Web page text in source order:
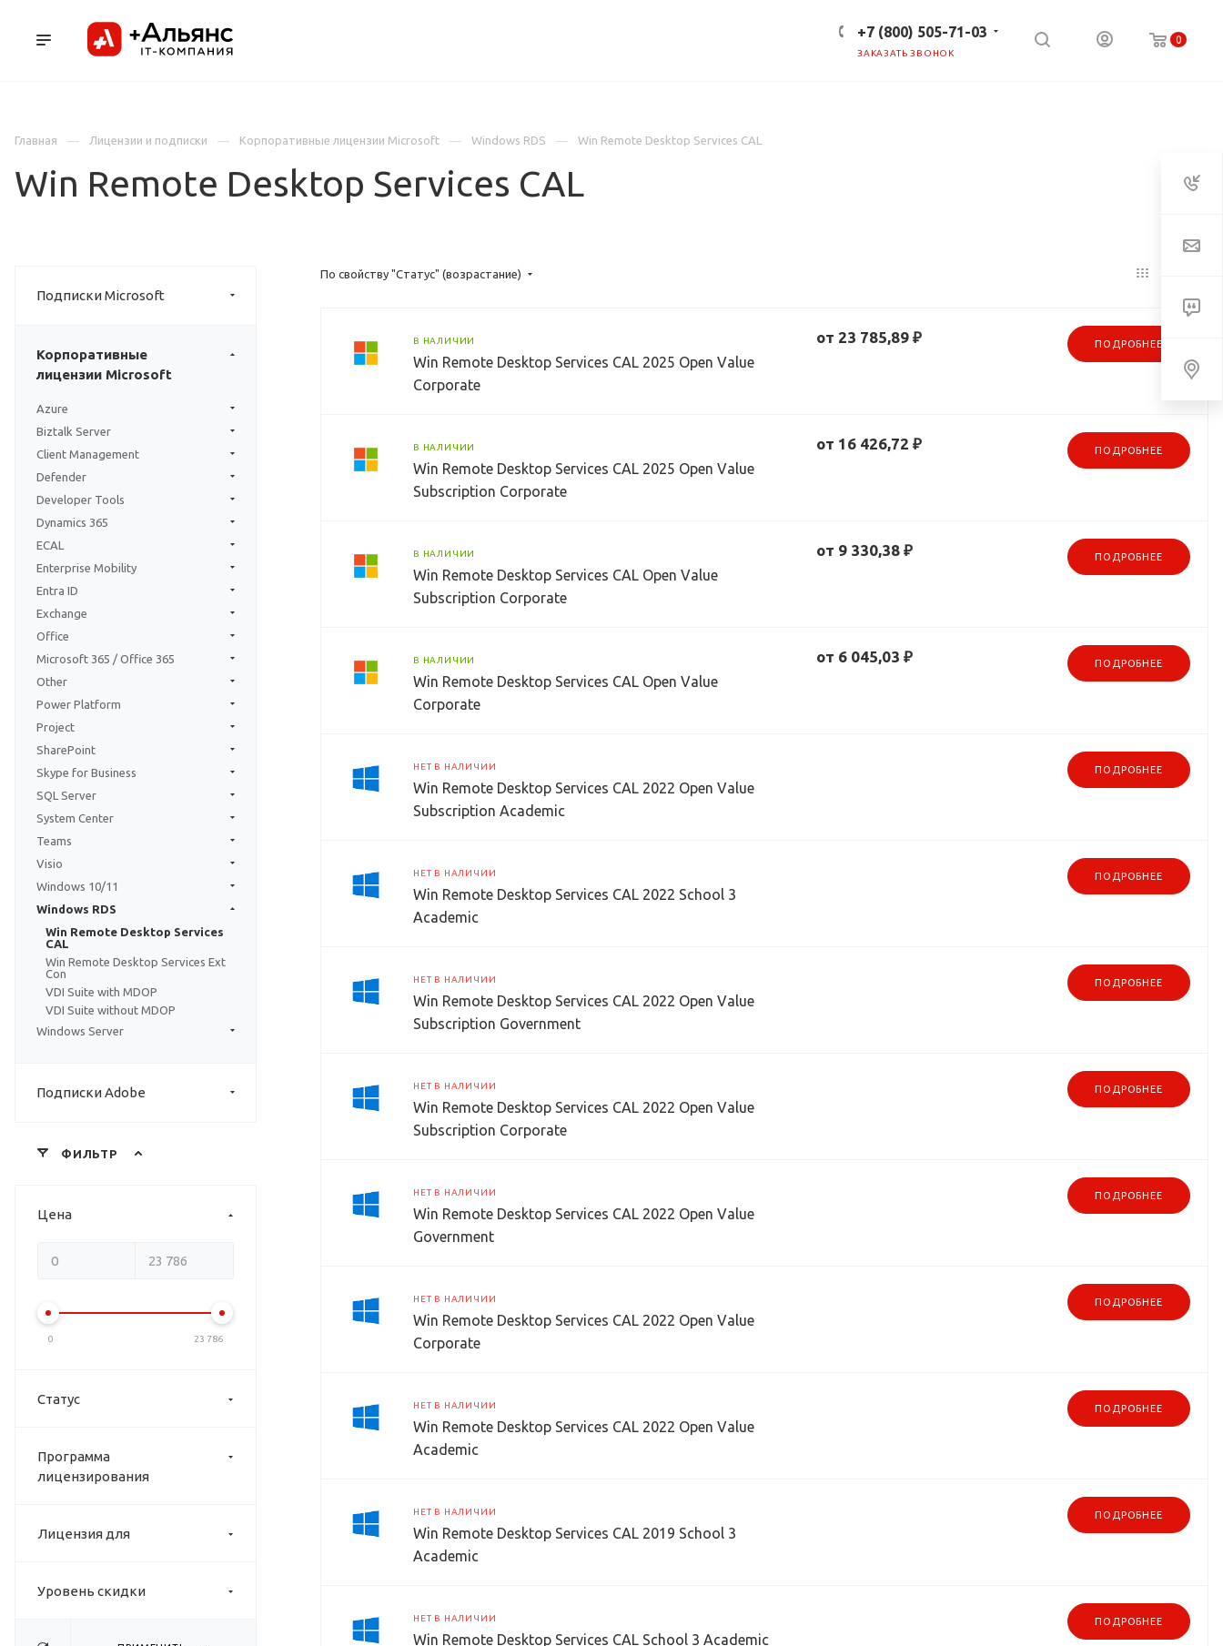
0
+7 (800) 505-71-03
ЗАКАЗАТЬ ЗВОНОК
Главная
Лицензии и подписки Корпоративные лицензии Microsoft Windows RDS Win Remote Desktop Services CAL
Win Remote Desktop Services CAL
Подписки Microsoft
Корпоративные
лицензии Microsoft
Azure
Biztalk Server
Client Management
Defender
Developer Tools
Dynamics 365
ECAL
Enterprise Mobility
Entra ID
Exchange
Office
Microsoft 365 / Office 365
Other
Power Platform
Project
SharePoint
Skype for Business
SQL Server
System Center
Teams
Visio
Windows 10/11
Windows RDS
Win Remote Desktop Services
CAL
Win Remote Desktop Services Ext
Con
VDI Suite with MDOP
VDI Suite without MDOP
Windows Server
Подписки Adobe
ФИЛЬТР
Цена
0 23 786
Статус
Программа
лицензирования
Лицензия для
Уровень скидки
По свойству "Статус" (возрастание)
В НАЛИЧИИ
Win Remote Desktop Services CAL 2025 Open Value
Corporate
от 23 785,89 ₽ ПОДРОБНЕЕ
В НАЛИЧИИ
Win Remote Desktop Services CAL 2025 Open Value
Subscription Corporate
от 16 426,72 ₽ ПОДРОБНЕЕ
В НАЛИЧИИ
Win Remote Desktop Services CAL Open Value
Subscription Corporate
от 9 330,38 ₽ ПОДРОБНЕЕ
В НАЛИЧИИ
Win Remote Desktop Services CAL Open Value
Corporate
от 6 045,03 ₽ ПОДРОБНЕЕ
НЕТ В НАЛИЧИИ
Win Remote Desktop Services CAL 2022 Open Value
Subscription Academic
ПОДРОБНЕЕ
НЕТ В НАЛИЧИИ
Win Remote Desktop Services CAL 2022 School 3
Academic
ПОДРОБНЕЕ
НЕТ В НАЛИЧИИ
Win Remote Desktop Services CAL 2022 Open Value
Subscription Government
ПОДРОБНЕЕ
НЕТ В НАЛИЧИИ
Win Remote Desktop Services CAL 2022 Open Value
Subscription Corporate
ПОДРОБНЕЕ
НЕТ В НАЛИЧИИ
Win Remote Desktop Services CAL 2022 Open Value
Government
ПОДРОБНЕЕ
НЕТ В НАЛИЧИИ
Win Remote Desktop Services CAL 2022 Open Value
Corporate
ПОДРОБНЕЕ
НЕТ В НАЛИЧИИ
Win Remote Desktop Services CAL 2022 Open Value
Academic
ПОДРОБНЕЕ
НЕТ В НАЛИЧИИ
Win Remote Desktop Services CAL 2019 School 3
Academic
ПОДРОБНЕЕ
НЕТ В НАЛИЧИИ
Win Remote Desktop Services CAL School 3 Academic
ПОДРОБНЕЕ